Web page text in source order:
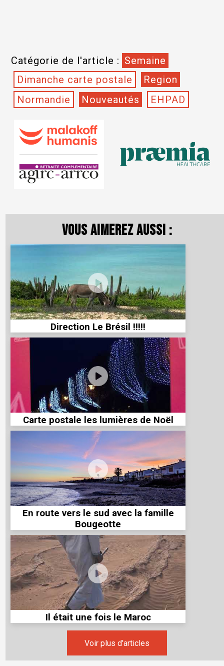
Catégorie de l'article : Semaine
Dimanche carte postale
Region
Normandie
Nouveautés EHPAD
Vous aimerez aussi :
Direction Le Brésil !!!!!
Carte postale les lumières de Noël
En route vers le sud avec la famille
Bougeotte
Il était une fois le Maroc
Voir plus d'articles